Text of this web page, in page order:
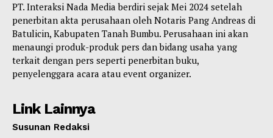
PT. Interaksi Nada Media berdiri sejak Mei 2024 setelah
penerbitan akta perusahaan oleh Notaris Pang Andreas di
Batulicin, Kabupaten Tanah Bumbu. Perusahaan ini akan
menaungi produk-produk pers dan bidang usaha yang
terkait dengan pers seperti penerbitan buku,
penyelenggara acara atau event organizer.
Link Lainnya
Susunan Redaksi